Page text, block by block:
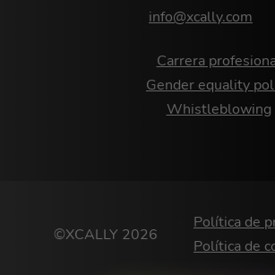
info@xcally.com
Carrera
Gender equality
Whistleblowing
©XCALLY 2026
Política de
Política de